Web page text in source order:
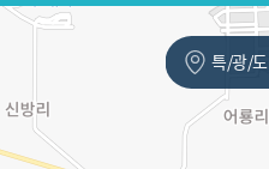
특/광/도